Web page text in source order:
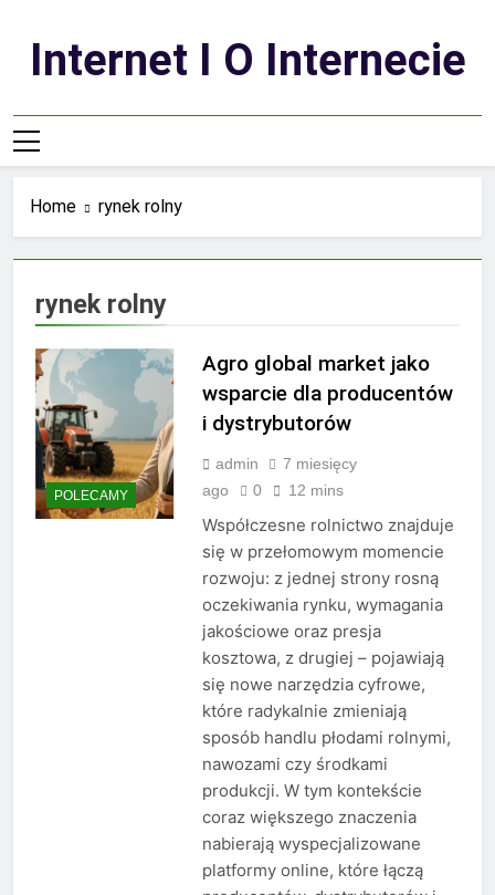
contentInternet I O Internecie
Home rynek rolny
rynek rolny
POLECAMY
Agro global market jako
wsparcie dla producentów
i dystrybutorów
admin
7 miesięcy
ago
0 12 mins
Współczesne rolnictwo znajduje
się w przełomowym momencie
rozwoju: z jednej strony rosną
oczekiwania rynku, wymagania
jakościowe oraz presja
kosztowa, z drugiej – pojawiają
się nowe narzędzia cyfrowe,
które radykalnie zmieniają
sposób handlu płodami rolnymi,
nawozami czy środkami
produkcji. W tym kontekście
coraz większego znaczenia
nabierają wyspecjalizowane
platformy online, które łączą